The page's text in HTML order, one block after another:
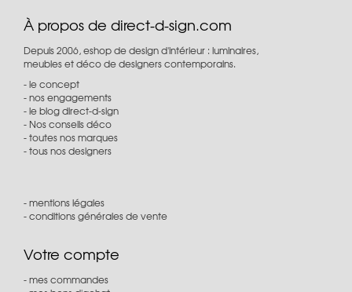
À propos de direct-d-sign.com
Depuis 2006, eshop de design d'intérieur : luminaires,
meubles et déco de designers contemporains.
le concept
nos engagements
le blog direct-d-sign
Nos conseils déco
toutes nos marques
tous nos designers
mentions légales
conditions générales de vente
Votre compte
mes commandes